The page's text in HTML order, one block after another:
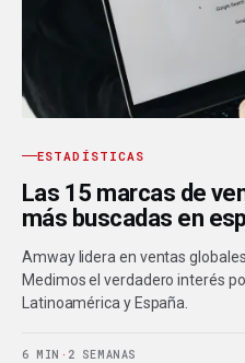
ESTADÍSTICAS
Las 15 marcas de
más buscadas en
Amway lidera en ventas
Medimos el verdadero interés
Latinoamérica y España.
6 MIN · 2 SEMANAS